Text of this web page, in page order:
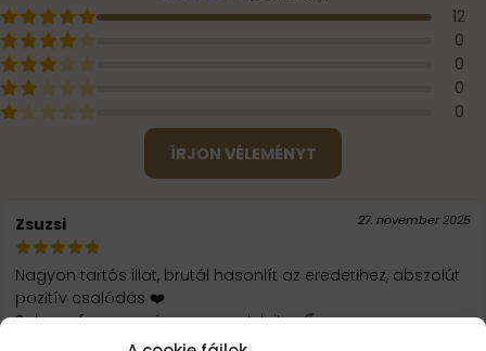
12
0
0
0
0
ÍRJON VÉLEMÉNYT
Zsuzsi 27. november 2025
Nagyon tartós illat, brutál hasonlít az eredetihez, abszolút
pozitív csalódás ❤️
Sokszor fogom még megrendelni! ☺️🍒